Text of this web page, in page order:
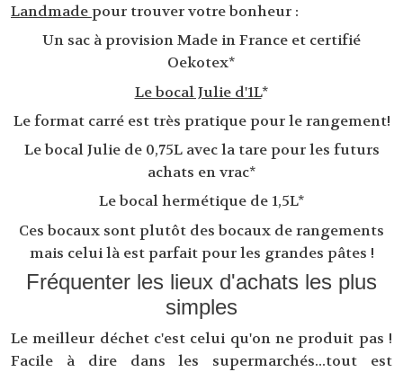
Landmadepour trouver votre bonheur :
Un sac à provision Made in France et certifié
Oekotex*
Le bocal Julie d'1L*
Le format carré est très pratique pour le rangement!
Le bocal Julie de 0,75L avec la tare pour les futurs
achats en vrac*
Le bocal hermétique de 1,5L*
Ces bocaux sont plutôt des bocaux de rangements
mais celui là est parfait pour les grandes pâtes !
Fréquenter les lieux d'achats les plus
simples
Le meilleur déchet c'est celui qu'on ne produit pas !
Facile à dire dans les supermarchés...tout est